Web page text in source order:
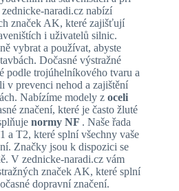
naradi.cz nabízí
značek AK, které zajišťují
i uživatelů silnic.
vybrat a používat, abyste
Dočasné výstražné
podle trojúhelníkového tvaru a
v prevenci nehod a zajištění
Nabízíme modely z oceli
značení, které je často žluté
normy NF . Naše řada
a T2, které splní všechny vaše
Značky jsou k dispozici se
V zednicke-naradi.cz vám
značek AK, které splní
dopravní značení.